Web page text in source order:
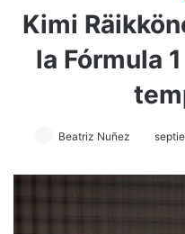
Kimi
la Fórmula
Beatriz Nuñez